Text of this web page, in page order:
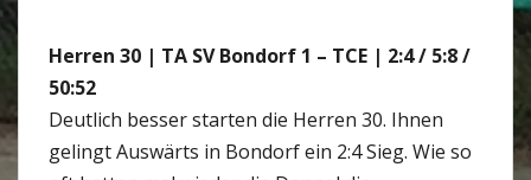
Herren 30 | TA SV Bondorf 1 – TCE | 2:4 / 5:8 /
50:52
Deutlich besser starten die Herren 30. Ihnen
gelingt Auswärts in Bondorf ein 2:4 Sieg. Wie so